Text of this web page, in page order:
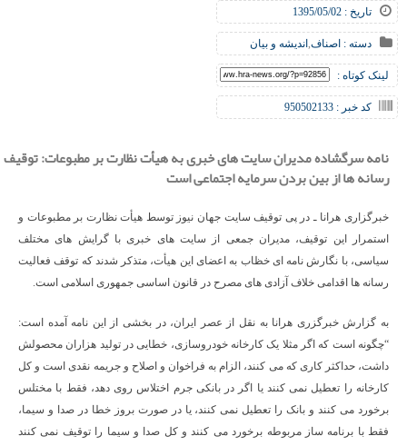
تاریخ : 1395/05/02
دسته : اصناف,اندیشه و بیان
لینک کوتاه :
کد خبر : 950502133
نامه سرگشاده مدیران سایت های خبری به هیأت نظارت بر مطبوعات: توقیف
رسانه ها از بین بردن سرمایه اجتماعی است
خبرگزاری هرانا ـ در پی توقیف سایت جهان نیوز توسط هیأت نظارت بر مطبوعات و
استمرار این توقیف، مدیران جمعی از سایت های خبری با گرایش های مختلف
سیاسی، با نگارش نامه ای خظاب به اعضای این هیأت، متذکر شدند که توقف فعالیت
رسانه ها اقدامی خلاف آزادی های مصرح در قانون اساسی جمهوری اسلامی است.
به گزارش خبرگزری هرانا به نقل از عصر ایران، در بخشی از این نامه آمده است:
“چگونه است که اگر مثلا یک کارخانه خودروسازی، خطایی در تولید هزاران محصولش
داشت، حداکثر کاری که می کنند، الزام به فراخوان و اصلاح و جریمه نقدی است و کل
کارخانه را تعطیل نمی کنند یا اگر در بانکی جرم اختلاس روی دهد، فقط با مختلس
برخورد می کنند و بانک را تعطیل نمی کنند، یا در صورت بروز خطا در صدا و سیما،
فقط با برنامه ساز مربوطه برخورد می کنند و کل صدا و سیما را توقیف نمی کنند